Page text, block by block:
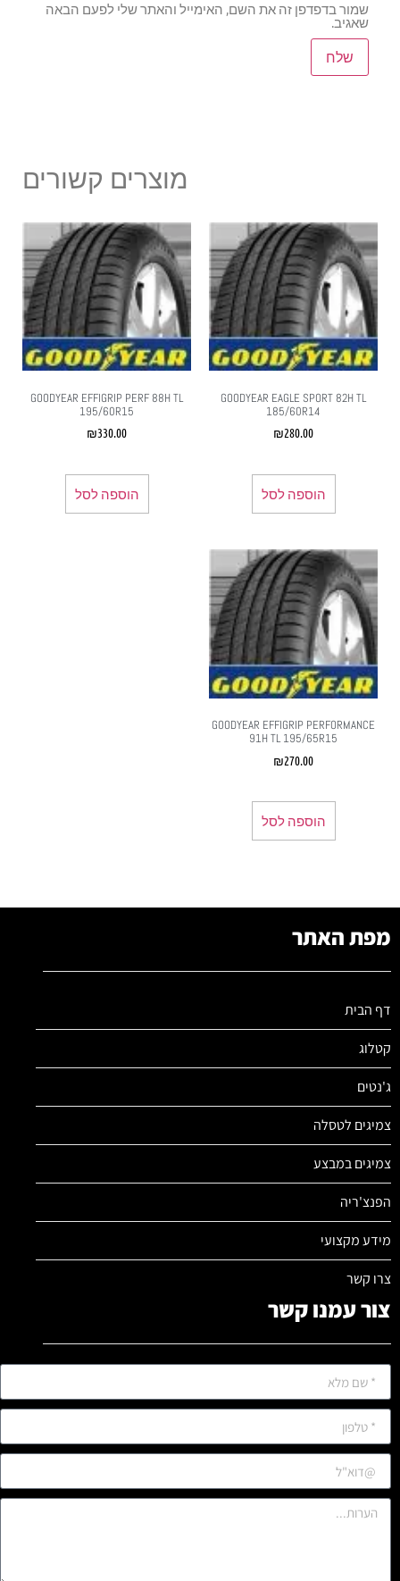
שמור בדפדפן זה את השם, האימייל והאתר שלי לפעם הבאה
שאגיב.
מוצרים קשורים
GOODYEAR EAGLE SPORT 82H TL
185/60R14
₪280.00
הוספה לסל
GOODYEAR EFFIGRIP PERF 88H TL
195/60R15
₪330.00
הוספה לסל
GOODYEAR EFFIGRIP PERFORMANCE
91H TL 195/65R15
₪270.00
הוספה לסל
מפת האתר
דף הבית
קטלוג
ג'נטים
צמיגים לטסלה
צמיגים במבצע
הפנצ'ריה
מידע מקצועי
צרו קשר
צור עמנו קשר